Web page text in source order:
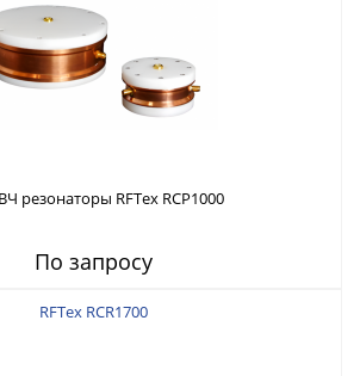
резонаторы RFTex RCP1000
По запросу
RFTex RCR1700